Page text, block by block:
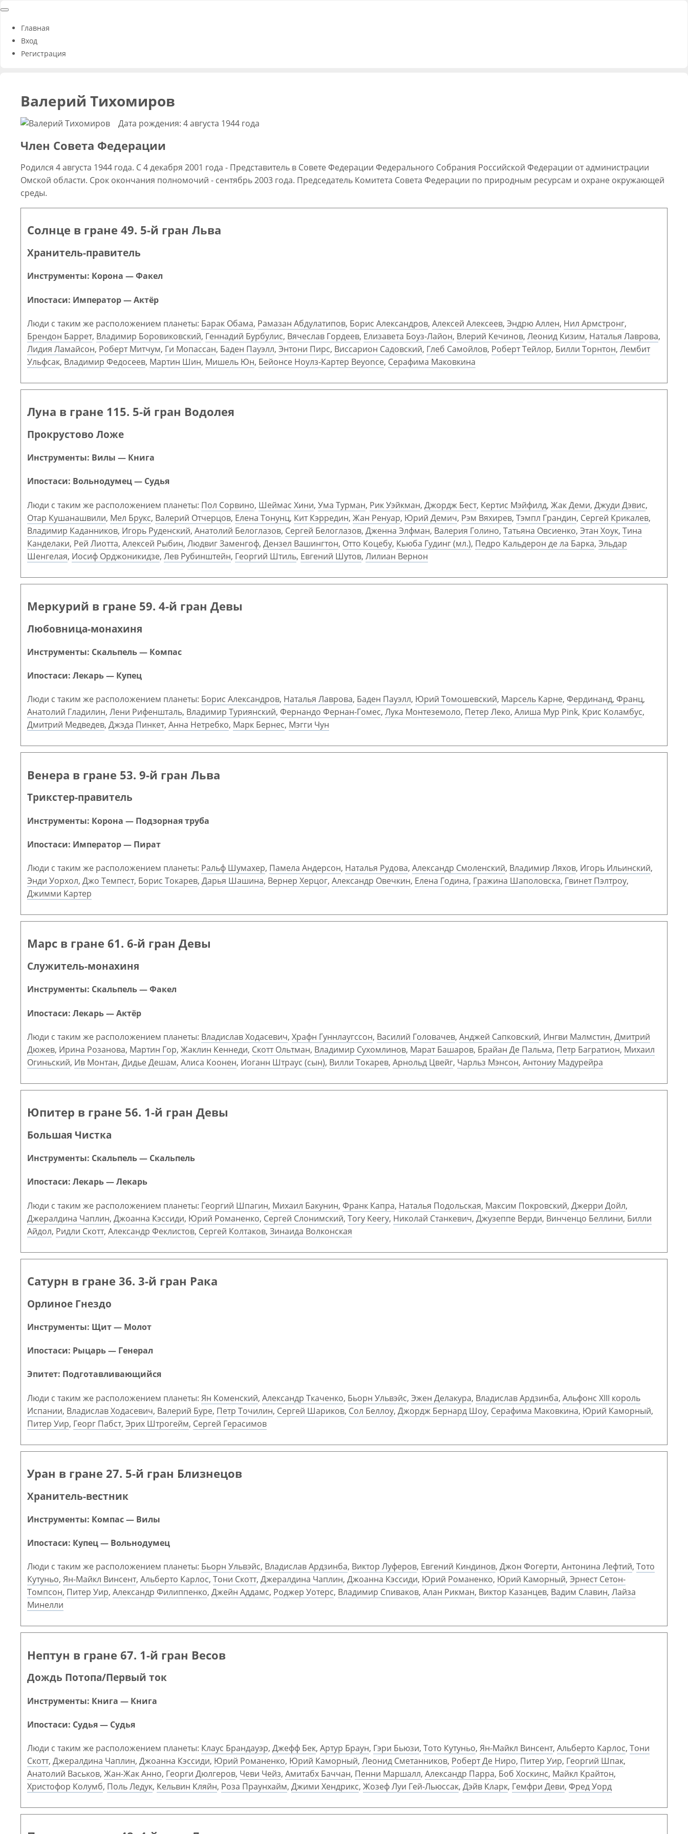
Главная
Вход
Регистрация
Валерий Тихомиров
Дата рождения: 4 августа 1944 года
Член Совета Федерации
Родился 4 августа 1944 года. С 4 декабря 2001 года - Представитель в Совете Федерации Федерального Собрания Российской Федерации от администрации
Омской области. Срок окончания полномочий - сентябрь 2003 года. Председатель Комитета Совета Федерации по природным ресурсам и охране окружающей
среды.
Солнце в гране 49. 5-й гран Льва
Хранитель-правитель
Инструменты: Корона — Факел
Ипостаси: Император — Актёр
Люди с таким же расположением планеты: Барак Обама, Рамазан Абдулатипов, Борис Александров, Алексей Алексеев, Эндрю Аллен, Нил Армстронг,
Брендон Баррет, Владимир Боровиковский, Геннадий Бурбулис, Вячеслав Гордеев, Елизавета Боуз-Лайон, Влерий Кечинов, Леонид Кизим, Наталья Лаврова,
Лидия Ламайсон, Роберт Митчум, Ги Мопассан, Баден Пауэлл, Энтони Пирс, Виссарион Садовский, Глеб Самойлов, Роберт Тейлор, Билли Торнтон, Лембит
Ульфсак, Владимир Федосеев, Мартин Шин, Мишель Юн, Бейонсе Ноулз-Картер Beyonce, Серафима Маковкина
Луна в гране 115. 5-й гран Водолея
Прокрустово Ложе
Инструменты: Вилы — Книга
Ипостаси: Вольнодумец — Судья
Люди с таким же расположением планеты: Пол Сорвино, Шеймас Хини, Ума Турман, Рик Уэйкман, Джордж Бест, Кертис Мэйфилд, Жак Деми, Джуди Дэвис,
Отар Кушанашвили, Мел Брукс, Валерий Отчерцов, Елена Тонунц, Кит Кэрредин, Жан Ренуар, Юрий Демич, Рэм Вяхирев, Тэмпл Грандин, Сергей Крикалев,
Владимир Каданников, Игорь Руденский, Анатолий Белоглазов, Сергей Белоглазов, Дженна Элфман, Валерия Голино, Татьяна Овсиенко, Этан Хоук, Тина
Канделаки, Рей Лиотта, Алексей Рыбин, Людвиг Заменгоф, Дензел Вашингтон, Отто Коцебу, Кьюба Гудинг (мл.), Педро Кальдерон де ла Барка, Эльдар
Шенгелая, Иосиф Орджоникидзе, Лев Рубинштейн, Георгий Штиль, Евгений Шутов, Лилиан Вернон
Меркурий в гране 59. 4-й гран Девы
Любовница-монахиня
Инструменты: Скальпель — Компас
Ипостаси: Лекарь — Купец
Люди с таким же расположением планеты: Борис Александров, Наталья Лаврова, Баден Пауэлл, Юрий Томошевский, Марсель Карне, Фердинанд, Франц,
Анатолий Гладилин, Лени Рифеншталь, Владимир Туриянский, Фернандо Фернан-Гомес, Лука Монтеземоло, Петер Леко, Алиша Мур Pink, Крис Коламбус,
Дмитрий Медведев, Джэда Пинкет, Анна Нетребко, Марк Бернес, Мэгги Чун
Венера в гране 53. 9-й гран Льва
Трикстер-правитель
Инструменты: Корона — Подзорная труба
Ипостаси: Император — Пират
Люди с таким же расположением планеты: Ральф Шумахер, Памела Андерсон, Наталья Рудова, Александр Смоленский, Владимир Ляхов, Игорь Ильинский,
Энди Уорхол, Джо Темпест, Борис Токарев, Дарья Шашина, Вернер Херцог, Александр Овечкин, Елена Година, Гражина Шаполовска, Гвинет Пэлтроу,
Джимми Картер
Марс в гране 61. 6-й гран Девы
Служитель-монахиня
Инструменты: Скальпель — Факел
Ипостаси: Лекарь — Актёр
Люди с таким же расположением планеты: Владислав Ходасевич, Храфн Гуннлаугссон, Василий Головачев, Анджей Сапковский, Ингви Малмстин, Дмитрий
Дюжев, Ирина Розанова, Мартин Гор, Жаклин Кеннеди, Скотт Ольтман, Владимир Сухомлинов, Марат Башаров, Брайан Де Пальма, Петр Багратион, Михаил
Огиньский, Ив Монтан, Дидье Дешам, Алиса Коонен, Иоганн Штраус (сын), Вилли Токарев, Арнольд Цвейг, Чарльз Мэнсон, Антониу Мадурейра
Юпитер в гране 56. 1-й гран Девы
Большая Чистка
Инструменты: Скальпель — Скальпель
Ипостаси: Лекарь — Лекарь
Люди с таким же расположением планеты: Георгий Шпагин, Михаил Бакунин, Франк Капра, Наталья Подольская, Максим Покровский, Джерри Дойл,
Джералдина Чаплин, Джоанна Кэссиди, Юрий Романенко, Сергей Слонимский, Tory Keery, Николай Станкевич, Джузеппе Верди, Винченцо Беллини, Билли
Айдол, Ридли Скотт, Александр Феклистов, Сергей Колтаков, Зинаида Волконская
Сатурн в гране 36. 3-й гран Рака
Орлиное Гнездо
Инструменты: Щит — Молот
Ипостаси: Рыцарь — Генерал
Эпитет: Подготавливающийся
Люди с таким же расположением планеты: Ян Коменский, Александр Ткаченко, Бьорн Ульвэйс, Эжен Делакура, Владислав Ардзинба, Альфонс XIII король
Испании, Владислав Ходасевич, Валерий Буре, Петр Точилин, Сергей Шариков, Сол Беллоу, Джордж Бернард Шоу, Серафима Маковкина, Юрий Каморный,
Питер Уир, Георг Пабст, Эрих Штрогейм, Сергей Герасимов
Уран в гране 27. 5-й гран Близнецов
Хранитель-вестник
Инструменты: Компас — Вилы
Ипостаси: Купец — Вольнодумец
Люди с таким же расположением планеты: Бьорн Ульвэйс, Владислав Ардзинба, Виктор Луферов, Евгений Киндинов, Джон Фогерти, Антонина Лефтий, Тото
Кутуньо, Ян-Майкл Винсент, Альберто Карлос, Тони Скотт, Джералдина Чаплин, Джоанна Кэссиди, Юрий Романенко, Юрий Каморный, Эрнест Сетон-
Томпсон, Питер Уир, Александр Филиппенко, Джейн Аддамс, Роджер Уотерс, Владимир Спиваков, Алан Рикман, Виктор Казанцев, Вадим Славин, Лайза
Минелли
Нептун в гране 67. 1-й гран Весов
Дождь Потопа/Первый ток
Инструменты: Книга — Книга
Ипостаси: Судья — Судья
Люди с таким же расположением планеты: Клаус Брандауэр, Джефф Бек, Артур Браун, Гэри Бьюзи, Тото Кутуньо, Ян-Майкл Винсент, Альберто Карлос, Тони
Скотт, Джералдина Чаплин, Джоанна Кэссиди, Юрий Романенко, Юрий Каморный, Леонид Сметанников, Роберт Де Ниро, Питер Уир, Георгий Шпак,
Анатолий Васьков, Жан-Жак Анно, Георги Дюлгеров, Чеви Чейз, Амитабх Баччан, Пенни Маршалл, Александр Парра, Боб Хоскинс, Майкл Крайтон,
Христофор Колумб, Поль Ледук, Кельвин Кляйн, Роза Праунхайм, Джими Хендрикс, Жозеф Луи Гей-Льюссак, Дэйв Кларк, Гемфри Деви, Фред Уорд